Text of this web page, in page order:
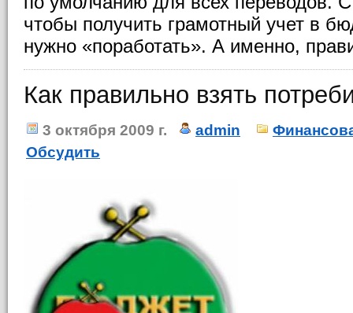
чтобы получить грамотный учет в
нужно «поработать». А именно,
Как правильно взять
3 октября 2009 г. admin
Обсудить